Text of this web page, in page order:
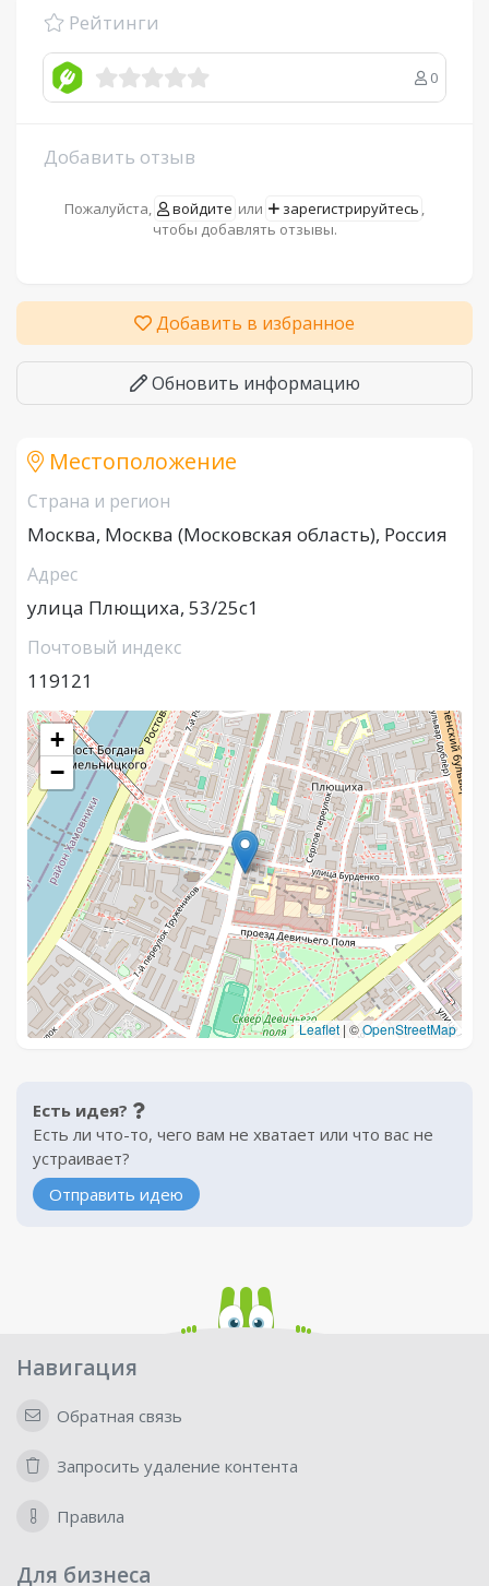
Рейтинги
0
Добавить отзыв
Пожалуйста, войдите или зарегистрируйтесь ,
чтобы добавлять отзывы.
Добавить в избранное
Обновить информацию
Местоположение
Страна и регион
Москва, Москва (Московская область), Россия
Адрес
улица Плющиха, 53/25с1
Почтовый индекс
119121
+
−
Leaflet | ©OpenStreetMap
Есть идея?
Есть ли что-то, чего вам не хватает или что вас не
устраивает?
Отправить идею
Навигация
Обратная связь
Запросить удаление контента
Правила
Для бизнеса